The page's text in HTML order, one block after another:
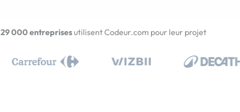
29 000 entreprisesutilisent Codeur.com pour leur projet